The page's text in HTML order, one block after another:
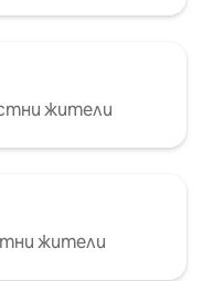
жители
жители